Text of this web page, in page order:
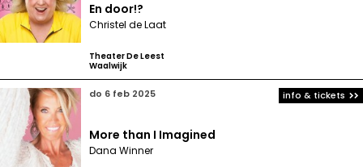
En door!?
Christel de Laat
Theater De Leest
Waalwijk
do 6 feb 2025
More than I Imagined
Dana Winner
info & tickets